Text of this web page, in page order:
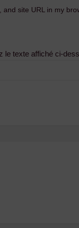
and site URL in my
le texte affiché ci-